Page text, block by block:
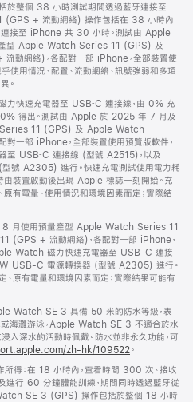
整個 38 小時測試期間透過藍牙連接至
+ 流動網絡) 操作包括在 38 小時內
連接至 iPhone 共 30 小時。測試由 Apple
型 Apple Watch Series 11 (GPS) 及
網絡)，各配對一部 iPhone，全部裝置使
使用情況、配置、流動網絡、訊號強弱和多項
。
快速充電器至 USB‑C 連接線，由 0% 充
得出。測試由 Apple 於 2025 年 7 月及
11 (GPS) 及 Apple Watch
一部 iPhone，全部裝置使用預覽版軟件，
USB‑C 連接線 (型號 A2515)，以及
號 A2305) 進行。快速充電測試使用電力耗
裝置啟動後出現 Apple 標誌一刻開始。充
原有電量、使用情況和環境因素而定；實際結
月使用預量產型 Apple Watch Series 11
+ 流動網絡)，各配對一部 iPhone，
Watch 磁力快速充電器至 USB-C 連接
USB-C 電源轉換器 (型號 A2305) 進行。
、原有電量和環境因素而定；實際結果可能有
Watch SE 3 具備 50 米的防水等級，表
或海灘游泳，Apple Watch SE 3 不適合於水
入深水的活動時佩戴。防水並非永久功能，可
zh-hk/109522。
得：在 18 小時內，查看時間 300 次、接收
進行 60 分鐘體能訓練，期間同時透過藍牙從
SE 3 (GPS) 操作包括於整個 18 小時